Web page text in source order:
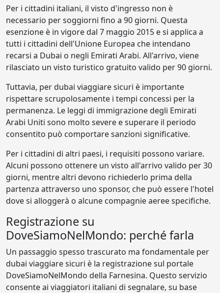
Per i cittadini italiani, il visto d'ingresso non è
necessario per soggiorni fino a 90 giorni. Questa
esenzione è in vigore dal 7 maggio 2015 e si applica a
tutti i cittadini dell'Unione Europea che intendano
recarsi a Dubai o negli Emirati Arabi. All'arrivo, viene
rilasciato un visto turistico gratuito valido per 90 giorni.
Tuttavia, per dubai viaggiare sicuri è importante
rispettare scrupolosamente i tempi concessi per la
permanenza. Le leggi di immigrazione degli Emirati
Arabi Uniti sono molto severe e superare il periodo
consentito può comportare sanzioni significative.
Per i cittadini di altri paesi, i requisiti possono variare.
Alcuni possono ottenere un visto all'arrivo valido per 30
giorni, mentre altri devono richiederlo prima della
partenza attraverso uno sponsor, che può essere l'hotel
dove si alloggerà o alcune compagnie aeree specifiche.
Registrazione su
DoveSiamoNelMondo: perché farla
Un passaggio spesso trascurato ma fondamentale per
dubai viaggiare sicuri è la registrazione sul portale
DoveSiamoNelMondo della Farnesina. Questo servizio
consente ai viaggiatori italiani di segnalare, su base